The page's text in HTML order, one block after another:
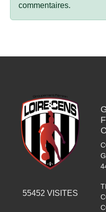
commentaires.
55452 VISITES